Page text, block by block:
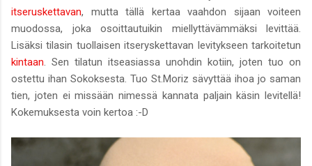
itseruskettavan, mutta tällä kertaa vaahdon sijaan voiteen
muodossa, joka osoittautuikin miellyttävämmäksi levittää.
Lisäksi tilasin tuollaisen itseryskettavan levitykseen tarkoitetun
kintaan. Sen tilatun itseasiassa unohdin kotiin, joten tuo on
ostettu ihan Sokoksesta. Tuo St.Moriz sävyttää ihoa jo saman
tien, joten ei missään nimessä kannata paljain käsin levitellä!
Kokemuksesta voin kertoa :-D